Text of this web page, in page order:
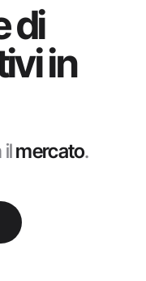
di
in
ilmercato.